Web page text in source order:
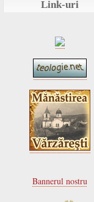
Link-uri
Bannerul nostru